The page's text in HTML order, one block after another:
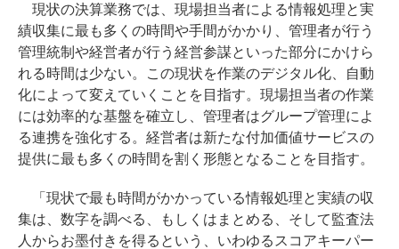
現状の決算業務では、現場担当者による情報処理と実
績収集に最も多くの時間や手間がかかり、管理者が行う
管理統制や経営者が行う経営参謀といった部分にかけら
れる時間は少ない。この現状を作業のデジタル化、自動
化によって変えていくことを目指す。現場担当者の作業
には効率的な基盤を確立し、管理者はグループ管理によ
る連携を強化する。経営者は新たな付加価値サービスの
提供に最も多くの時間を割く形態となることを目指す。
「現状で最も時間がかかっている情報処理と実績の収
集は、数字を調べる、もしくはまとめる、そして監査法
人からお墨付きを得るという、いわゆるスコアキーパー